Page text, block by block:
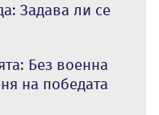
Задава ли се
Без военна
на победата